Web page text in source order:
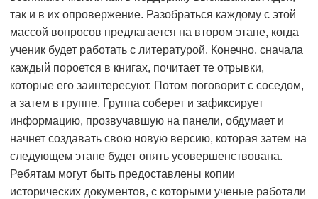
так и в их опровержение. Разобраться каждому с этой
массой вопросов предлагается на втором этапе, когда
ученик будет работать с литературой. Конечно, сначала
каждый пороется в книгах, почитает те отрывки,
которые его заинтересуют. Потом поговорит с соседом,
а затем в группе. Группа соберет и зафиксирует
информацию, прозвучавшую на панели, обдумает и
начнет создавать свою новую версию, которая затем на
следующем этапе будет опять усовершенствована.
Ребятам могут быть предоставлены копии
исторических документов, с которыми ученые работали